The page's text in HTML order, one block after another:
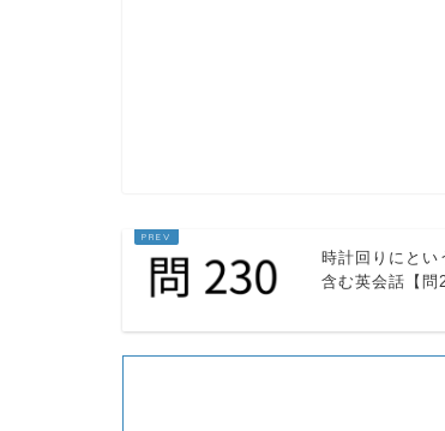
時計回りにとい
含む英会話【問